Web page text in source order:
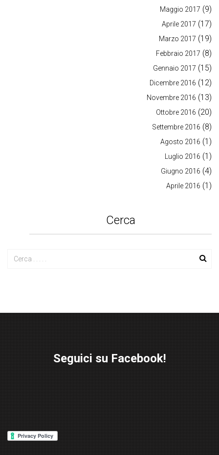
Maggio 2017 (9)
Aprile 2017 (17)
Marzo 2017 (19)
Febbraio 2017 (8)
Gennaio 2017 (15)
Dicembre 2016 (12)
Novembre 2016 (13)
Ottobre 2016 (20)
Settembre 2016 (8)
Agosto 2016 (1)
Luglio 2016 (1)
Giugno 2016 (4)
Aprile 2016 (1)
Cerca
Seguici su Facebook!